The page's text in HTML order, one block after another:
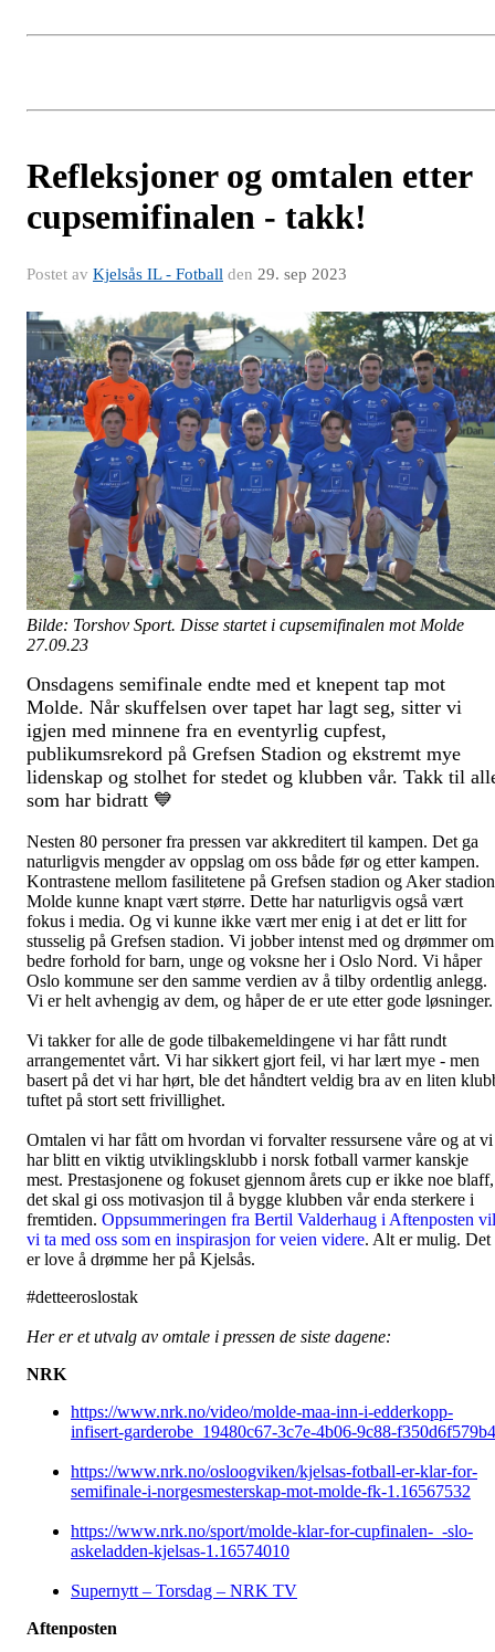
Refleksjoner og omtalen etter
cupsemifinalen - takk!
Postet av Kjelsås IL - Fotball den 29. sep 2023
Bilde: Torshov Sport. Disse startet i cupsemifinalen mot Molde
27.09.23
Onsdagens semifinale endte med et knepent tap mot
Molde. Når skuffelsen over tapet har lagt seg, sitter vi
igjen med minnene fra en eventyrlig cupfest,
publikumsrekord på Grefsen Stadion og ekstremt mye
lidenskap og stolhet for stedet og klubben vår. Takk til
som har bidratt 💙
Nesten 80 personer fra pressen var akkreditert til kampen. Det ga
naturligvis mengder av oppslag om oss både før og etter kampen.
Kontrastene mellom fasilitetene på Grefsen stadion og Aker
Molde kunne knapt vært større. Dette har naturligvis også vært
fokus i media. Og vi kunne ikke vært mer enig i at det er litt for
stusselig på Grefsen stadion. Vi jobber intenst med og drømmer om
bedre forhold for barn, unge og voksne her i Oslo Nord. Vi håper
Oslo kommune ser den samme verdien av å tilby ordentlig anlegg.
Vi er helt avhengig av dem, og håper de er ute etter gode
Vi takker for alle de gode tilbakemeldingene vi har fått rundt
arrangementet vårt. Vi har sikkert gjort feil, vi har lært mye - men
basert på det vi har hørt, ble det håndtert veldig bra av en liten
tuftet på stort sett frivillighet.
Omtalen vi har fått om hvordan vi forvalter ressursene våre og at vi
har blitt en viktig utviklingsklubb i norsk fotball varmer kanskje
mest. Prestasjonene og fokuset gjennom årets cup er ikke noe blaff,
det skal gi oss motivasjon til å bygge klubben vår enda sterkere i
fremtiden. Oppsummeringen fra Bertil Valderhaug i Aftenposten vil
vi ta med oss som en inspirasjon for veien videre. Alt er mulig. Det
er love å drømme her på Kjelsås.
#detteeroslostak
Her er et utvalg av omtale i pressen de siste dagene:
NRK
https://www.nrk.no/video/molde-maa-inn-i-edderkopp-
infisert-garderobe_19480c67-3c7e-4b06-9c88-f350d6f579b4
https://www.nrk.no/osloogviken/kjelsas-fotball-er-klar-for-
semifinale-i-norgesmesterskap-mot-molde-fk-1.16567532
https://www.nrk.no/sport/molde-klar-for-cupfinalen-_-slo-
askeladden-kjelsas-1.16574010
Supernytt – Torsdag – NRK TV
Aftenposten